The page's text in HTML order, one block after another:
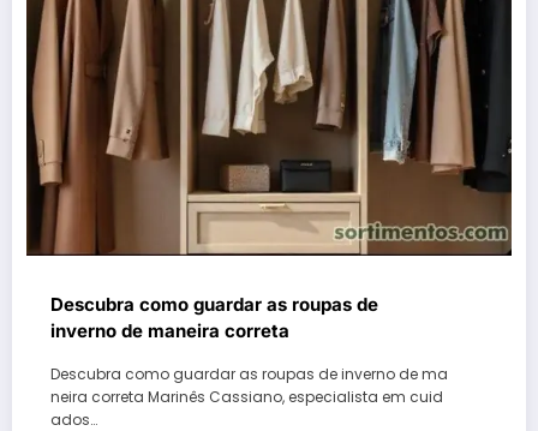
Descubra como guardar as roupas de
inverno de maneira correta
Descubra como guardar as roupas de inverno de ma
neira correta Marinês Cassiano, especialista em cuid
ados…